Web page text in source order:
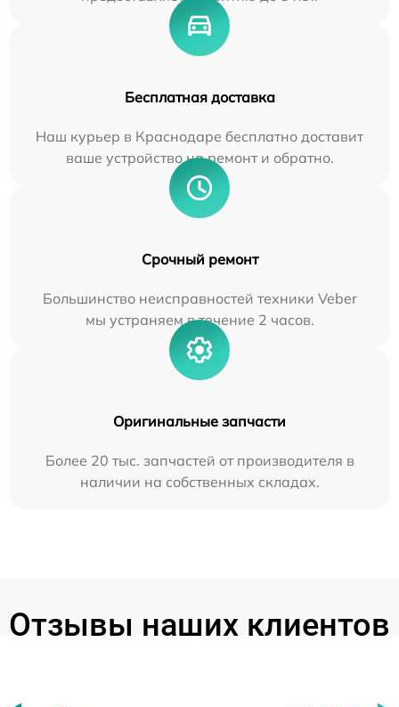
Бесплатная доставка
Наш курьер в Краснодаре бесплатно доставит
ваше устройство на ремонт и обратно.
Срочный ремонт
Большинство неисправностей техники Veber
мы устраняем в течение 2 часов.
Оригинальные запчасти
Более 20 тыс. запчастей от производителя в
наличии на собственных складах.
Отзывы наших клиентов